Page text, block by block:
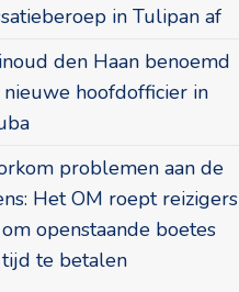
in Tulipan af
den Haan benoemd
nieuwe hoofdofficier in
problemen aan de
Het OM roept reizigers
openstaande boetes
te betalen